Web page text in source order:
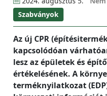
Szabványok
Az új CPR
kapcsolódóan
lesz az épületek és
értékelésének. A
terméknyilatkozat